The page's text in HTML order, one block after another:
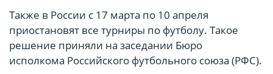
Также в России с 17 марта по 10 апреля
приостановят все турниры по футболу. Такое
решение приняли на заседании Бюро
исполкома Российского футбольного союза (РФС).